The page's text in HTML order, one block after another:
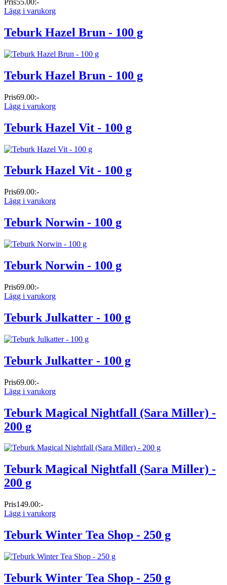
Pris55.00:-
Lägg i varukorg
Teburk Hazel Brun - 100 g
Teburk Hazel Brun - 100 g
Pris69.00:-
Lägg i varukorg
Teburk Hazel Vit - 100 g
Teburk Hazel Vit - 100 g
Pris69.00:-
Lägg i varukorg
Teburk Norwin - 100 g
Teburk Norwin - 100 g
Pris69.00:-
Lägg i varukorg
Teburk Julkatter - 100 g
Teburk Julkatter - 100 g
Pris69.00:-
Lägg i varukorg
Teburk Magical Nightfall (Sara Miller) -
200 g
Teburk Magical Nightfall (Sara Miller) -
200 g
Pris149.00:-
Lägg i varukorg
Teburk Winter Tea Shop - 250 g
Teburk Winter Tea Shop - 250 g